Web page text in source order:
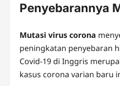
Penyebarannya
Mutasi virus corona
peningkatan penyebaran
Covid-19 di Inggris
kasus corona varian baru